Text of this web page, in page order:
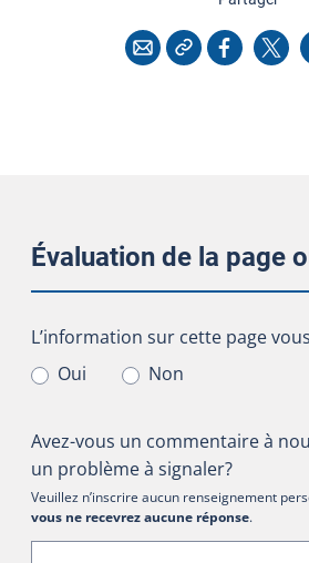
CourrielCopier l'adresse
Facebook
X
Évaluation de la page
L’information sur cette page
L’information sur cette page
Oui
Non
Avez-vous un commentaire à
un problème à signaler?
Veuillez n’inscrire aucun renseignement
vous ne recevrez aucune réponse.